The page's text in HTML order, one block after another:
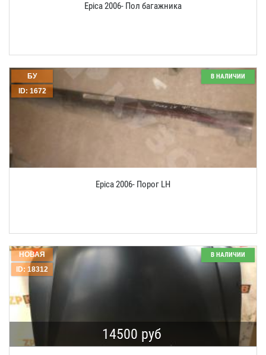
Epica 2006- Пол багажника
Epica 2006- Порог LH
ID: 1672
БУ В НАЛИЧИИ
ID: 18312
НОВАЯ
14500 руб
В НАЛИЧИИ